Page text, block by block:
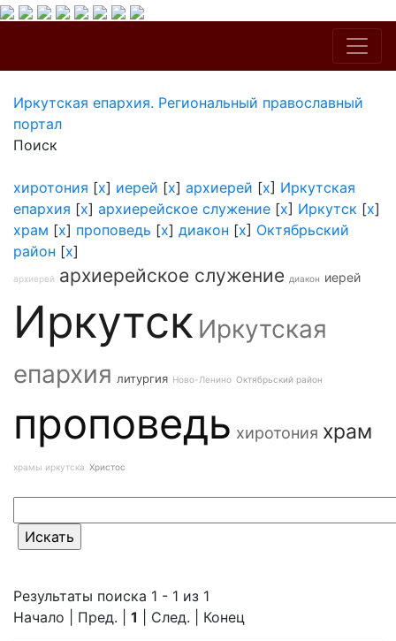
Иркутская епархия. Региональный православный
портал
Поиск
хиротония [x] иерей [x] архиерей [x] Иркутская
епархия [x] архиерейское служение [x] Иркутск [x]
храм [x] проповедь [x] диакон [x] Октябрьский
район [x]
архиерей архиерейское служение диакон иерей
Иркутск Иркутская
епархия литургия Ново-Ленино Октябрьский район
проповедь хиротония храм
храмы иркутска Христос
Результаты поиска 1 - 1 из 1
Начало | Пред. | 1 | След. | Конец